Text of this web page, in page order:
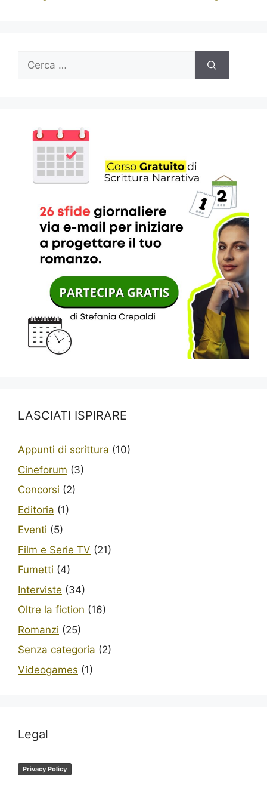
Ricerca
LASCIATI ISPIRARE
Appunti di scrittura (10)
Cineforum (3)
Concorsi (2)
Editoria (1)
Eventi (5)
Film e Serie TV (21)
Fumetti (4)
Interviste (34)
Oltre la fiction (16)
Romanzi (25)
Senza categoria (2)
Videogames (1)
Legal
Privacy Policy